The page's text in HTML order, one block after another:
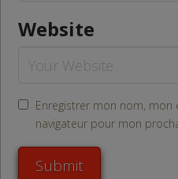
Website
Enregistrer mon nom,
navigateur pour mon